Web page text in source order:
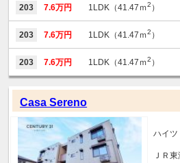
203 7.6万円 1LDK（41.47ｍ2 ）
203 7.6万円 1LDK（41.47ｍ2 ）
203 7.6万円 1LDK（41.47ｍ2 ）
Casa Sereno
ハイツ
ＪＲ